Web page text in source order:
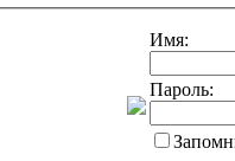
Имя:
Пароль: